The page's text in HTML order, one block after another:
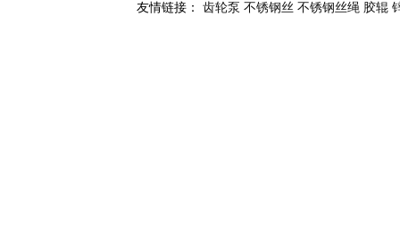
友情链接： 齿轮泵 不锈钢丝 不锈钢丝绳 胶辊